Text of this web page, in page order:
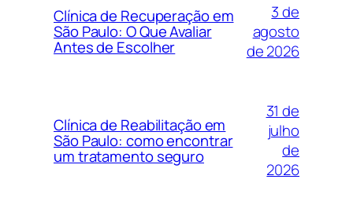
Clínica de Recuperação em
São Paulo: O Que Avaliar
Antes de Escolher
3 de
agosto
de 2026
Clínica de Reabilitação em
São Paulo: como encontrar
um tratamento seguro
31 de
julho
de
2026